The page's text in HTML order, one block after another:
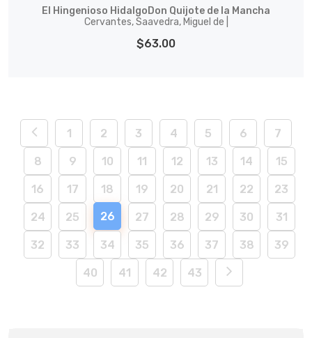
El Hingenioso HidalgoDon Quijote de la Mancha
Cervantes, Saavedra, Miguel de |
$63.00
1 2 3 4 5 6 7
8 9 10 11 12 13 14 15
16 17 18 19 20 21 22 23
24 25 26 27 28 29 30 31
32 33 34 35 36 37 38 39
40 41 42 43